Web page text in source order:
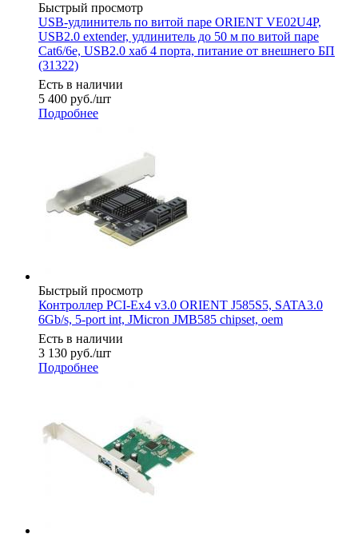
Быстрый просмотр
USB-удлинитель по витой паре ORIENT VE02U4P,
USB2.0 extender, удлинитель до 50 м по витой паре
Cat6/6е, USB2.0 хаб 4 порта, питание от внешнего БП
(31322)
Есть в наличии
5 400 руб./шт
Подробнее
Быстрый просмотр
Контроллер PCI-Ex4 v3.0 ORIENT J585S5, SATA3.0
6Gb/s, 5-port int, JMicron JMB585 chipset, oem
Есть в наличии
3 130 руб./шт
Подробнее